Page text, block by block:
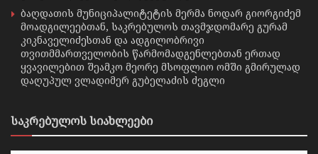
ბაღდათის მუნიციპალიტეტის მერმა ნოდარ გიორგიძემ
მოადგილეებთან, საკრებულოს თავმჯდომარე გურამ
კიკნაველიძესთან და ადგილობრივი
თვითმმართველობის წარმომადგენლებთან ერთად
ყვავილებით შეამკო მეორე მსოფლიო ომში გმირულად
დაღუპულ ვლადიმერ გუბელაძის ძეგლი
საკრებულოს სიახლეები